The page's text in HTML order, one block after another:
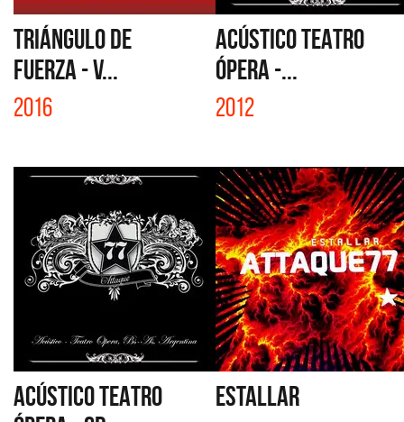
TRIÁNGULO DE
FUERZA - V...
2016
ACÚSTICO TEATRO
ÓPERA -...
2012
ACÚSTICO TEATRO
ESTALLAR